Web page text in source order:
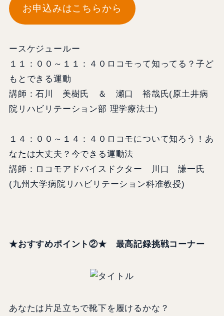
お申込みはこちらから
ースケジュールー
１１：００～１１：４０ロコモって知ってる？子ど
もとできる運動
講師：石川 美樹氏 ＆ 瀬口 裕哉氏(原土井病
院リハビリテーション部 理学療法士)
１４：００～１４：４０ロコモについて知ろう！あ
なたは大丈夫？今できる運動法
講師：ロコモアドバイスドクター 川口 謙一氏
(九州大学病院リハビリテーション科准教授)
★おすすめポイント②★ 最高記録挑戦コーナー
あなたは片足立ちで靴下を履けるかな？